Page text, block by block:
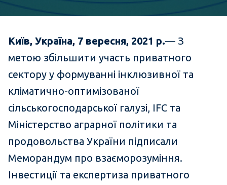
Київ, Україна, 7 вересня, 2021 р.— З
метою збільшити участь приватного
сектору у формуванні інклюзивної та
кліматично-оптимізованої
сільськогосподарської галузі, IFC та
Міністерство аграрної політики та
продовольства України підписали
Меморандум про взаєморозуміння.
Інвестиції та експертиза приватного